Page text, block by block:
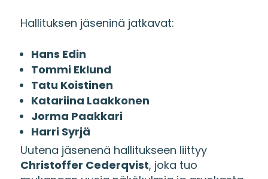
Hallituksen jäseninä jatkavat:
Hans Edin
Tommi Eklund
Tatu Koistinen
Katariina Laakkonen
Jorma Paakkari
Harri Syrjä
Uutena jäsenenä hallitukseen liittyy
Christoffer Cederqvist, joka tuo